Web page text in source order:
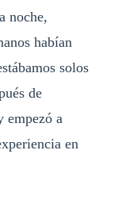
noche,
habían
solos
de
empezó a
en